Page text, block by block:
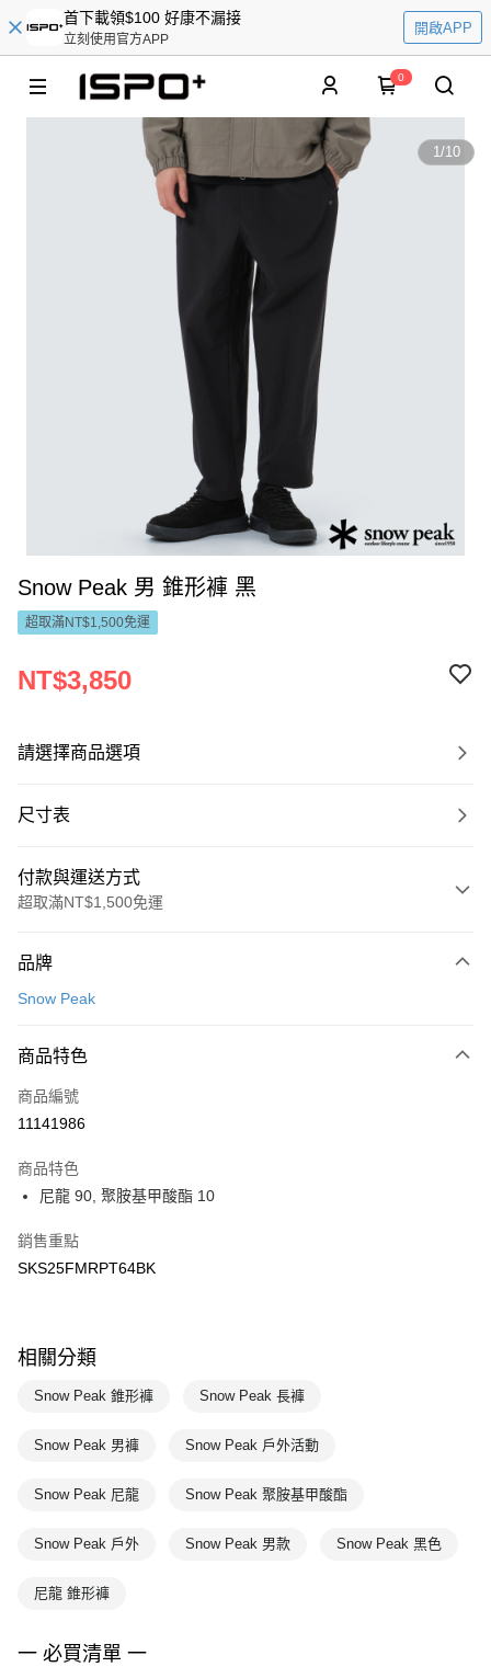
首下載領$100 好康不漏接
立刻使用官方APP
開啟APP
0
1/10
Snow Peak 男 錐形褲 黑
超取滿NT$1,500免運
NT$3,850
請選擇商品選項
尺寸表
付款與運送方式
超取滿NT$1,500免運
信用卡一次付款
Apple Pay
悠遊付
7-11取貨(快速到店)
品牌
Snow Peak
商品特色
商品編號
11141986
商品特色
尼龍 90, 聚胺基甲酸酯 10
銷售重點
SKS25FMRPT64BK
相關分類
Snow Peak 錐形褲 Snow Peak 長褲
Snow Peak 男褲 Snow Peak 戶外活動
Snow Peak 尼龍 Snow Peak 聚胺基甲酸酯
Snow Peak 戶外 Snow Peak 男款 Snow Peak 黑色
尼龍 錐形褲
一 必買清單 一